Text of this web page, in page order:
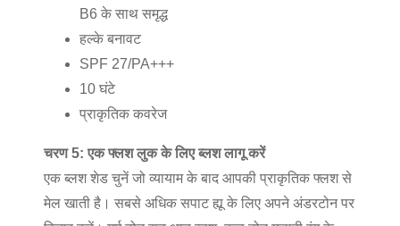
B6 के साथ समृद्ध
हल्के बनावट
SPF 27/PA+++
10 घंटे
प्राकृतिक कवरेज
चरण 5: एक फ्लश लुक के लिए ब्लश लागू करें
एक ब्लश शेड चुनें जो व्यायाम के बाद आपकी प्राकृतिक फ्लश से
मेल खाती है। सबसे अधिक सपाट ह्यू के लिए अपने अंडरटोन पर